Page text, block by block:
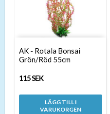
AK - Rotala Bonsai
Grön/Röd 55cm
115 SEK
LÄGG TILL I
VARUKORGEN